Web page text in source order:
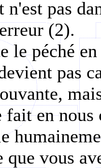
n'est pas
(2).
le péché
pas
en nous
que vous